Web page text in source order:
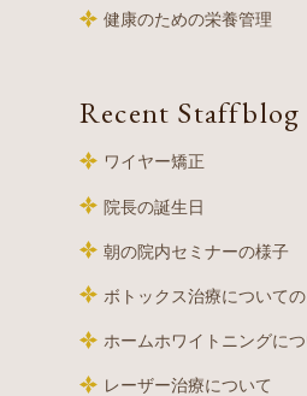
健康のための栄養管理
Recent Staffblog
ワイヤー矯正
院長の誕生日
朝の院内セミナーの様子
ボトックス治療について
ホームホワイトニングに
レーザー治療について